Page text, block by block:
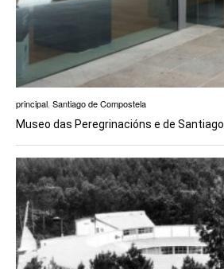
principal Santiago de Compostela
Museo das Peregrinacións e de Santiago